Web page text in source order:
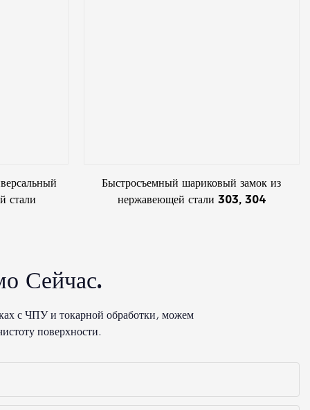
стали
Быстросъемный шариковый замок из
нержавеющей стали 303, 304
Сейчас.
с ЧПУ и токарной обработки, можем
поверхности.